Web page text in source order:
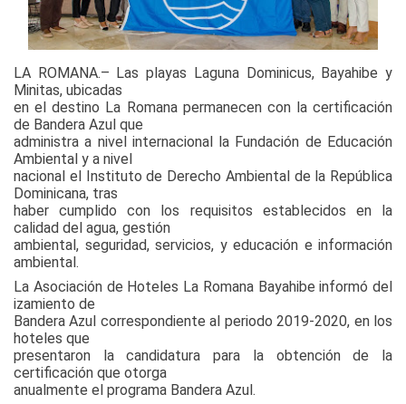
LA ROMANA.– Las playas Laguna Dominicus, Bayahibe y
Minitas, ubicadas
en el destino La Romana permanecen con la certificación
de Bandera Azul que
administra a nivel internacional la Fundación de Educación
Ambiental y a nivel
nacional el Instituto de Derecho Ambiental de la República
Dominicana, tras
haber cumplido con los requisitos establecidos en la
calidad del agua, gestión
ambiental, seguridad, servicios, y educación e información
ambiental.
La Asociación de Hoteles La Romana Bayahibe informó del
izamiento de
Bandera Azul correspondiente al periodo 2019-2020, en los
hoteles que
presentaron la candidatura para la obtención de la
certificación que otorga
anualmente el programa Bandera Azul.